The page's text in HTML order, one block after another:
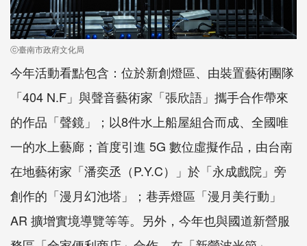
ⓒ臺南市政府文化局
今年活動看點包含：位於新創燈區、由裝置藝術團隊
「404 N.F」與聲音藝術家「張欣語」攜手合作帶來
的作品「聲鏡」；以8件水上船屋組合而成、全國唯
一的水上藝廊；首度引進 5G 數位虛擬作品，由台南
在地藝術家「潘奕丞（P.Y.C）」於「永成戲院」旁
創作的「漫月幻池塔」；巷弄燈區「漫月美行動」
AR 擴增實境導覽等等。另外，今年也與國道新營服